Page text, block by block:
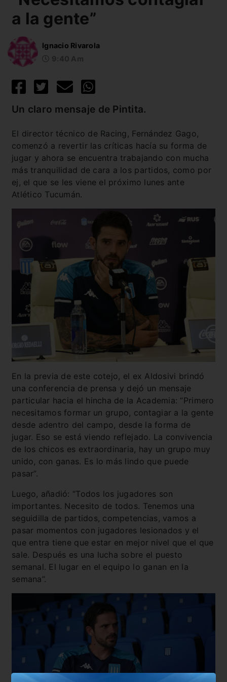
a la gente”
Ignacio Rivarola
Un claro mensaje de Pintita.
El director técnico de Racing, Fernández Gago,
comenzó a revertir las críticas hacía su forma de
jugar y ahora se encuentra trabajando con mucha
más tranquilidad de cara a los partidos, como por
ej, el que se les viene el próximo lunes ante
Atlético Tucumán.
En la previa de este cotejo, el ex Aldosivi brindó
una conferencia de prensa y dejó un mensaje
particular hacia el hincha de la Academia: “Primero
necesitamos formar un grupo, contagiar a la gente
desde adentro del campo, desde la forma de
jugar. Eso se está viendo reflejado. La convivencia
de los chicos es extraordinaria, hay un grupo muy
unido, con ganas. Es lo más lindo que puede
pasar”.
Luego, añadió: “Todos los jugadores son
importantes. Necesito de todos. Tenemos una
seguidilla de partidos, competencias, vamos a
pasar momentos con jugadores lesionados y el
que entra tiene que estar en mejor nivel que el que
sale. Después es una lucha sobre el puesto
semanal. El lugar en el equipo lo ganan en la
semana”.